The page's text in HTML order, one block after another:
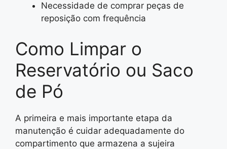
Necessidade de comprar peças de
reposição com frequência
Como Limpar o
Reservatório ou Saco
de Pó
A primeira e mais importante etapa da
manutenção é cuidar adequadamente do
compartimento que armazena a sujeira